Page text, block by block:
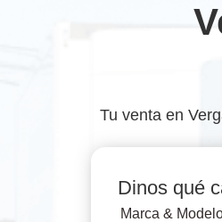
Tu venta en
Dinos qué
Marca &